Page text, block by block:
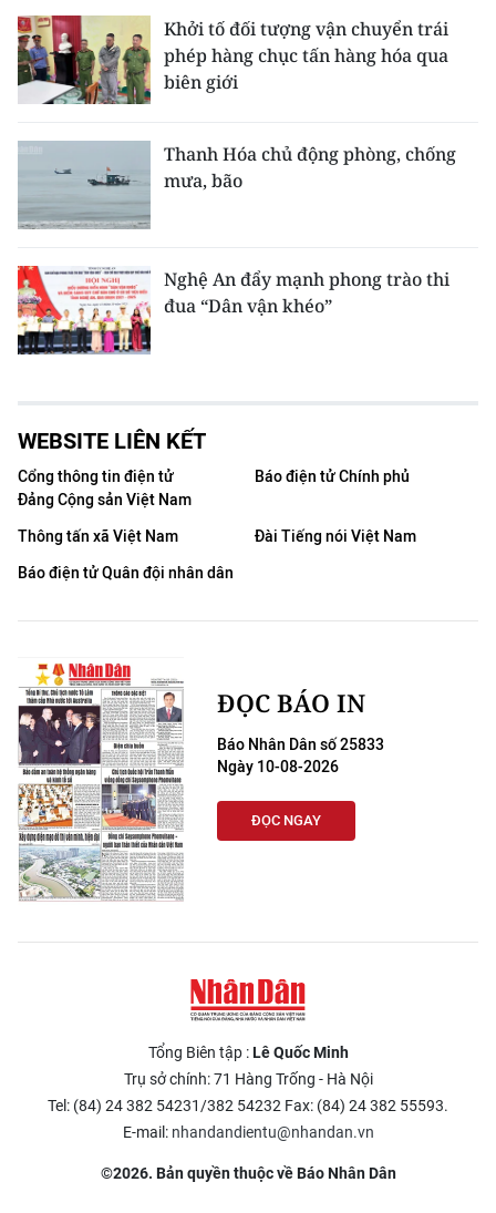
Khởi tố đối tượng vận chuyển trái
phép hàng chục tấn hàng hóa qua
biên giới
Thanh Hóa chủ động phòng, chống
mưa, bão
Nghệ An đẩy mạnh phong trào thi
đua “Dân vận khéo”
WEBSITE LIÊN KẾT
Cổng thông tin điện tử
Đảng Cộng sản Việt Nam
Báo điện tử Chính phủ
Thông tấn xã Việt Nam
Đài Tiếng nói Việt Nam
Báo điện tử Quân đội nhân dân
ĐỌC BÁO IN
Báo Nhân Dân số 25833
Ngày 10-08-2026
ĐỌC NGAY
Tổng Biên tập :Lê Quốc Minh
Trụ sở chính: 71 Hàng Trống - Hà Nội
Tel: (84) 24 382 54231/382 54232 Fax: (84) 24 382 55593.
E-mail: nhandandientu@nhandan.vn
©2026. Bản quyền thuộc về Báo Nhân Dân